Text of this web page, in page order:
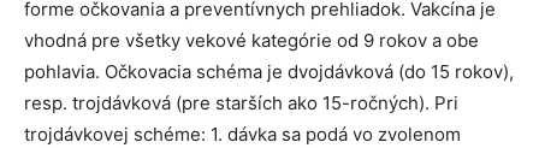
forme očkovania a preventívnych prehliadok. Vakcína je
vhodná pre všetky vekové kategórie od 9 rokov a obe
pohlavia. Očkovacia schéma je dvojdávková (do 15 rokov),
resp. trojdávková (pre starších ako 15-ročných). Pri
trojdávkovej schéme: 1. dávka sa podá vo zvolenom